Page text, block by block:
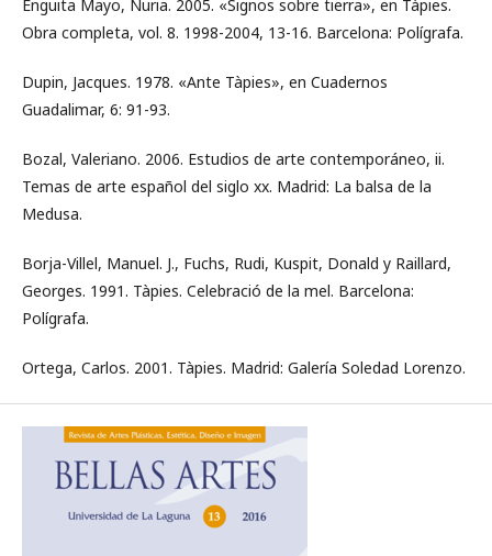
Enguita Mayo, Nuria. 2005. «Signos sobre tierra», en Tàpies.
Obra completa, vol. 8. 1998-2004, 13-16. Barcelona: Polígrafa.
Dupin, Jacques. 1978. «Ante Tàpies», en Cuadernos
Guadalimar, 6: 91-93.
Bozal, Valeriano. 2006. Estudios de arte contemporáneo, ii.
Temas de arte español del siglo xx. Madrid: La balsa de la
Medusa.
Borja-Villel, Manuel. J., Fuchs, Rudi, Kuspit, Donald y Raillard,
Georges. 1991. Tàpies. Celebració de la mel. Barcelona:
Polígrafa.
Ortega, Carlos. 2001. Tàpies. Madrid: Galería Soledad Lorenzo.